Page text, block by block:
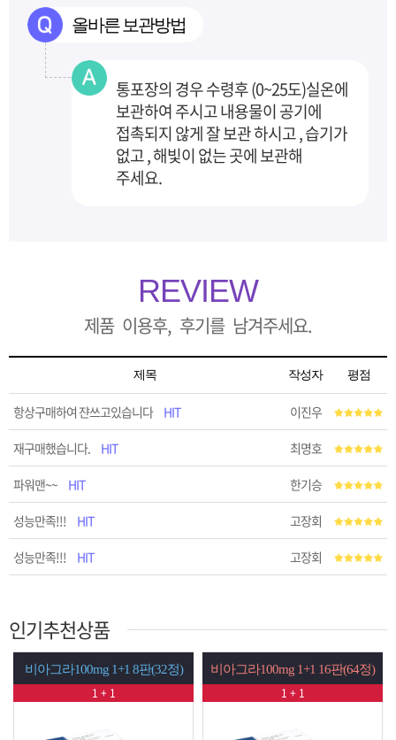
올바른 보관방법
통포장의 경우 수령후 (0~25도)실온에
보관하여 주시고 내용물이 공기에
접촉되지 않게 잘 보관하시고 , 습기가
없고 , 해빛이 없는 곳에 보관해
주세요.
REVIEW
제품 이용후, 후기를 남겨주세요.
제목 작성자 평점
항상구매하여 쟌쓰고있습니다 HIT 이진우
재구매했습니다. HIT 최명호
파워맨~~ HIT 한기승
성능만족!!! HIT 고장회
성능만족!!! HIT 고장회
인기추천상품
비아그라100mg 1+1 8판(32정)
1 + 1
비아그라100mg 1+1 16판(64정)
1 + 1